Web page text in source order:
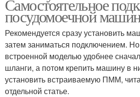
Самостоятельное
посудомоечной
Рекомендуется сразу установить
затем заниматься подключением.
встроенной моделью удобнее
шланги, а потом крепить машину в
установить встраиваемую ПММ,
отдельной статье.